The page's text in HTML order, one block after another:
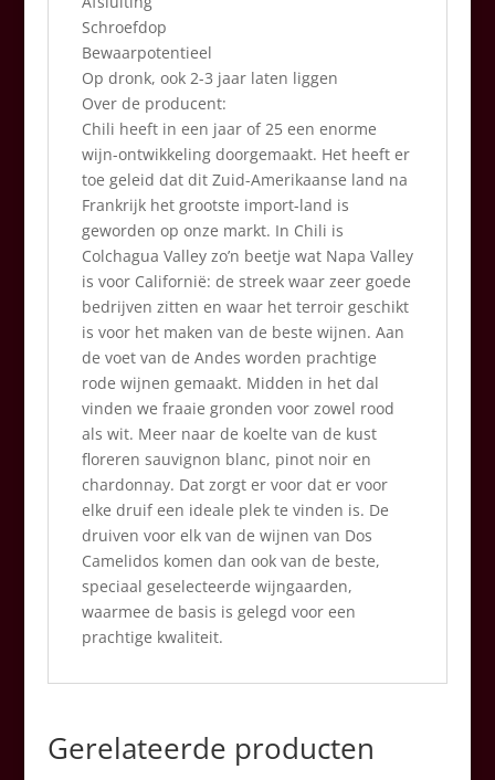
Schroefdop
Bewaarpotentieel
Op dronk, ook 2-3 jaar laten liggen
Over de producent:
Chili heeft in een jaar of 25 een enorme
wijn-ontwikkeling doorgemaakt. Het heeft er
toe geleid dat dit Zuid-Amerikaanse land na
Frankrijk het grootste import-land is
geworden op onze markt. In Chili is
Colchagua Valley zo’n beetje wat Napa Valley
is voor Californië: de streek waar zeer goede
bedrijven zitten en waar het terroir geschikt
is voor het maken van de beste wijnen. Aan
de voet van de Andes worden prachtige
rode wijnen gemaakt. Midden in het dal
vinden we fraaie gronden voor zowel rood
als wit. Meer naar de koelte van de kust
floreren sauvignon blanc, pinot noir en
chardonnay. Dat zorgt er voor dat er voor
elke druif een ideale plek te vinden is. De
druiven voor elk van de wijnen van Dos
Camelidos komen dan ook van de beste,
speciaal geselecteerde wijngaarden,
waarmee de basis is gelegd voor een
prachtige kwaliteit.
Gerelateerde producten